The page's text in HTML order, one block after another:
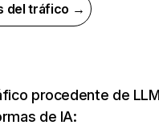
del tráfico →
procedente de
de IA: